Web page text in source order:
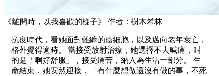
《離開時，以我喜歡的樣子》 作者：樹木希林
抗疫時代，看她面對難纏的癌細胞，以及邁向老年衰亡，
格外覺得適時。 當接受放射治療，她選擇不去喊痛，叫
的是「啊好舒服」，接受痛苦，納入為生活一部分。 生
命結束，她安然迎接，「有什麼想做還沒有做的事，不死